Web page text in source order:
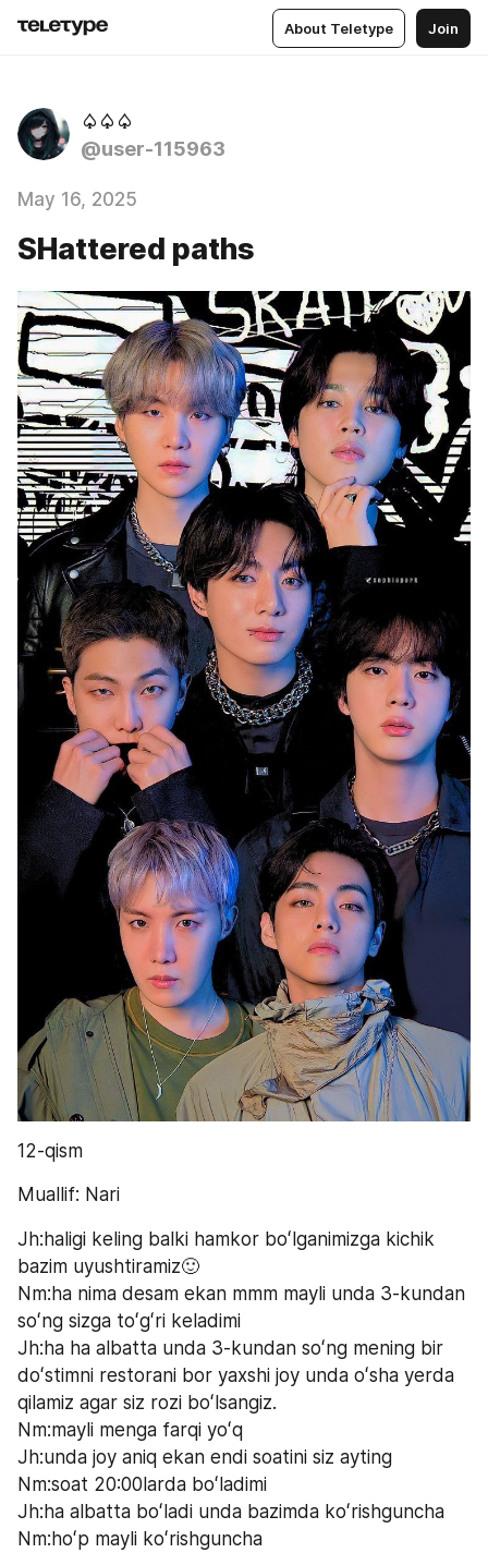
About Teletype Join
♤♤♤
@user-115963
May 16, 2025
SHattered paths
12-qism
Muallif: Nari
Jh:haligi keling balki hamkor boʻlganimizga kichik
bazim uyushtiramiz🙂
Nm:ha nima desam ekan mmm mayli unda 3-kundan
soʻng sizga toʻgʻri keladimi
Jh:ha ha albatta unda 3-kundan soʻng mening bir
doʻstimni restorani bor yaxshi joy unda oʻsha yerda
qilamiz agar siz rozi boʻlsangiz.
Nm:mayli menga farqi yoʻq
Jh:unda joy aniq ekan endi soatini siz ayting
Nm:soat 20:00larda boʻladimi
Jh:ha albatta boʻladi unda bazimda koʻrishguncha
Nm:hoʻp mayli koʻrishguncha